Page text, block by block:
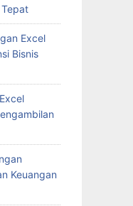
Excel
Bisnis
Keuangan